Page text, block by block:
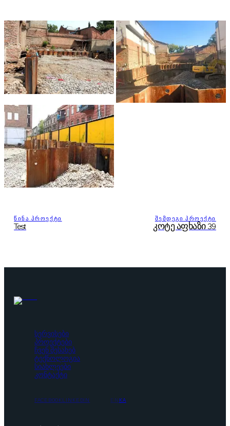
ᲬᲘᲜᲐ ᲞᲠᲝᲔᲥᲢᲘ
Test
ᲨᲔᲛᲓᲔᲒᲘ ᲞᲠᲝᲔᲥᲢᲘ
კოტე აფხაზი 39
სერვისები
პროექტები
ჩვენ შესახებ
ტექნოლოგია
სიახლეები
კონტაქტი
FACEBOOK LINKEDIN EN KA